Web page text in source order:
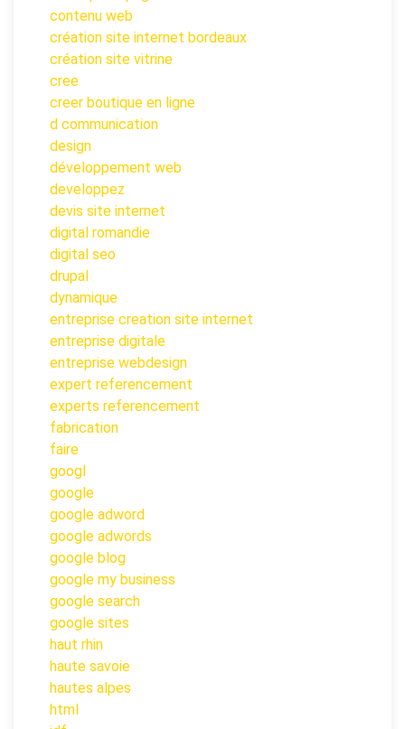
contenu web
création site internet bordeaux
création site vitrine
cree
creer boutique en ligne
d communication
design
développement web
developpez
devis site internet
digital romandie
digital seo
drupal
dynamique
entreprise creation site internet
entreprise digitale
entreprise webdesign
expert referencement
experts referencement
fabrication
faire
googl
google
google adword
google adwords
google blog
google my business
google search
google sites
haut rhin
haute savoie
hautes alpes
html